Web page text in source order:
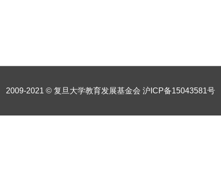
2009-2021 © 复旦大学教育发展基金会 沪ICP备15043581号